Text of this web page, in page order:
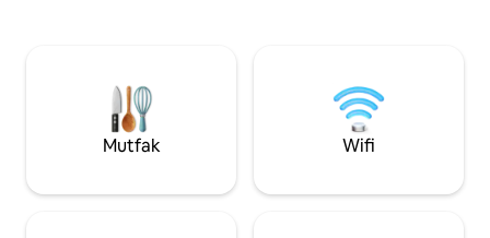
alışveriş merkezleri var. LÜTFEN DİKKAT:
ASANSÖR YOKTUR. 4. kata çıkmak için 3
kat merdiven çıkabilmelidir.
ve sörf dersleri,
hizmeti ve ulaşım
gibi isteğe bağlı
Mutfak Wifi